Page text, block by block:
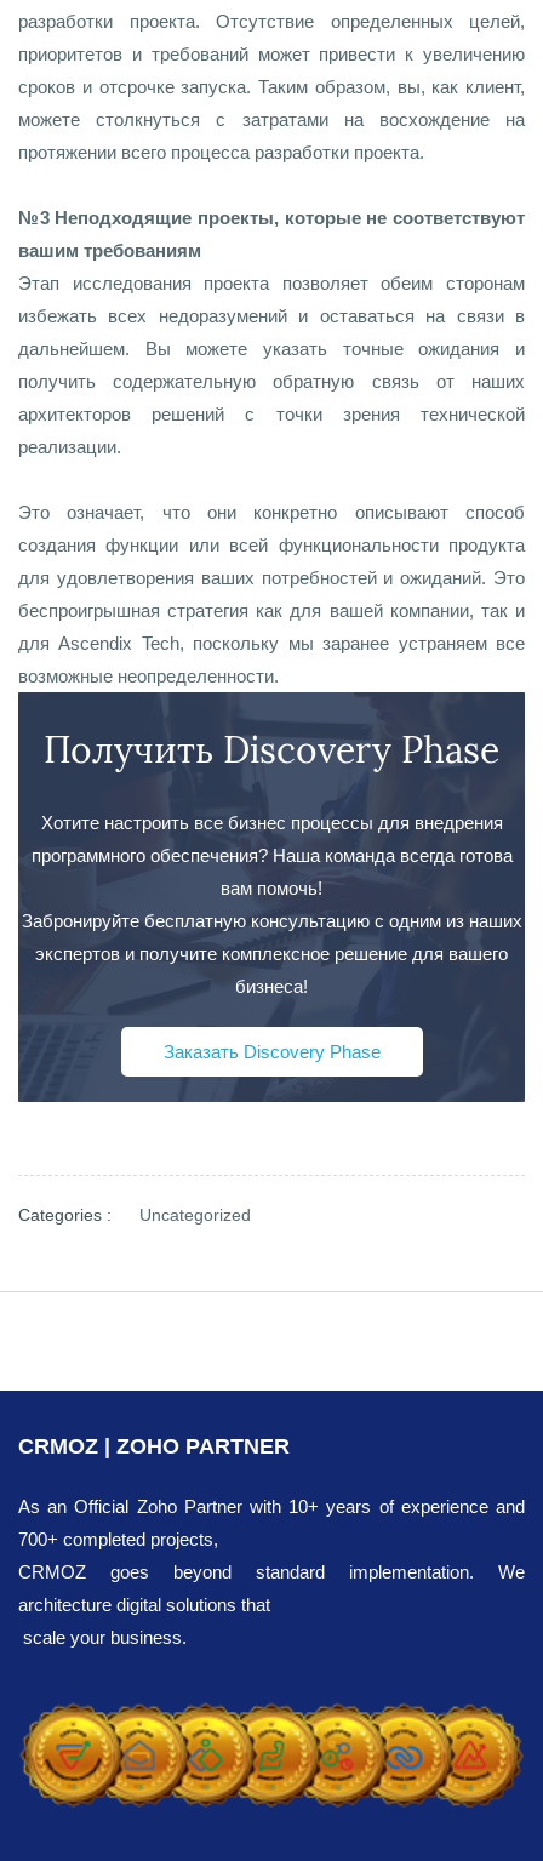
разработки проекта. Отсутствие определенных целей,
приоритетов и требований может привести к увеличению
сроков и отсрочке запуска. Таким образом, вы, как клиент,
можете столкнуться с затратами на восхождение на
протяжении всего процесса разработки проекта.
№3 Неподходящие проекты, которые не соответствуют
вашим требованиям
Этап исследования проекта позволяет обеим сторонам
избежать всех недоразумений и оставаться на связи в
дальнейшем. Вы можете указать точные ожидания и
получить содержательную обратную связь от наших
архитекторов решений с точки зрения технической
реализации.
Это означает, что они конкретно описывают способ
создания функции или всей функциональности продукта
для удовлетворения ваших потребностей и ожиданий. Это
беспроигрышная стратегия как для вашей компании, так и
для Ascendix Tech, поскольку мы заранее устраняем все
возможные неопределенности.
Получить Discovery Phase
Хотите настроить все бизнес процессы для внедрения
программного обеспечения? Наша команда всегда готова
вам помочь!
Забронируйте бесплатную консультацию с одним из наших
экспертов и получите комплексное решение для вашего
бизнеса!
Заказать Discovery Phase
Categories : Uncategorized
CRMOZ | ZOHO PARTNER
As an Official Zoho Partner with 10+ years of experience and
700+ completed projects,
CRMOZ goes beyond standard implementation. We
architecture digital solutions that
scale your business.